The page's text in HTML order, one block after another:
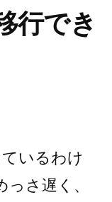
行でき
いるわけ
さ遅く、